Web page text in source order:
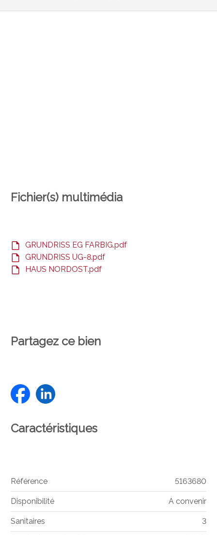
Fichier(s) multimédia
GRUNDRISS EG FARBIG.pdf
GRUNDRISS UG-8.pdf
HAUS NORDOST.pdf
Partagez ce bien
Caractéristiques
Référence 5163680
Disponibilité A convenir
Sanitaires 3